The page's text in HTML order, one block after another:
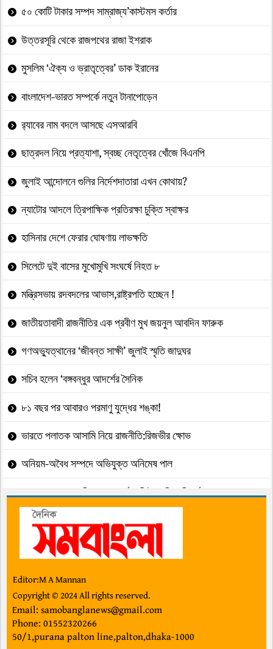
৫০ কোটি টাকার সম্পদ সাম্রাজ্য’কাস্টমস কর্তার
উত্তরসূরি থেকে রাজপথের রাজা ইশরাক
মুসলিম ‘ঐক্য ও ভ্রাতৃত্বের’ ডাক ইরানের
বাংলাদেশ-ভারত সম্পর্কে নতুন টানাপোড়েন
র‍্যাবের নাম বদলে আসছে এসআরবি
ছাত্রদল নিয়ে প্রত্যাশা, স্বচ্ছ নেতৃত্বের খোঁজে বিএনপি
জুলাই আন্দোলনে গুলির নির্দেশদাতারা এখন কোথায়?
ন্যাটোর আদলে ত্রিপাক্ষিক প্রতিরক্ষা চুক্তি স্বাক্ষর
হাসিনার দেশে ফেরার ঘোষণায় লাভক্ষতি
সিলেটে দুই বাসের মুখোমুখি সংঘর্ষে নিহত ৮
মন্ত্রিসভায় রদবদলের আভাস,রাষ্ট্রপতি হচ্ছেন !
জাতীয়তাবাদী রাজনীতির এক প্রবীণ মুখ জয়নুল আবদিন ফারুক
গণঅভ্যুত্থানের ‘জীবন্ত সাক্ষী’ জুলাই স্মৃতি জাদুঘর
সচিব হলেন ‘বঙ্গবন্ধুর আদর্শের সৈনিক
৮১ বছর পর আবারও পরমাণু যুদ্ধের শঙ্কা!
ভারতে পলাতক আসামি নিয়ে রাজনীতি:রিজভীর ক্ষোভ
অনিয়ম-অবৈধ সম্পদে অভিযুক্ত অনিমেষ পাল
রংপুরে মাদ্রাসার জমি বন্ধক, অর্ধকোটি টাকা নিয়ে বিতর্ক
রাষ্ট্রপতি নির্বাচনের তফসিল,ভোটগ্রহণ ২০ আগস্ট
বিএনপির জাতীয় কাউন্সিল:নেতৃত্বে আসবে বড় পরিবর্তন
‘ভূতুড়ে বিল’ বাতিলের দাবিতে পল্টনে ১১ দল
কার্টার থেকে ট্রাম্প: ইরান ইস্যুতে একই দুঃস্বপ্ন
ড. শফিকুর রহমান: সৌজন্য, কৌশলী সাংগঠক
Editor:M A Mannan
Copyright © 2024 All rights reserved.
Email: samobanglanews@gmail.com
Phone: 01552320266
50/1,purana palton line,palton,dhaka-1000